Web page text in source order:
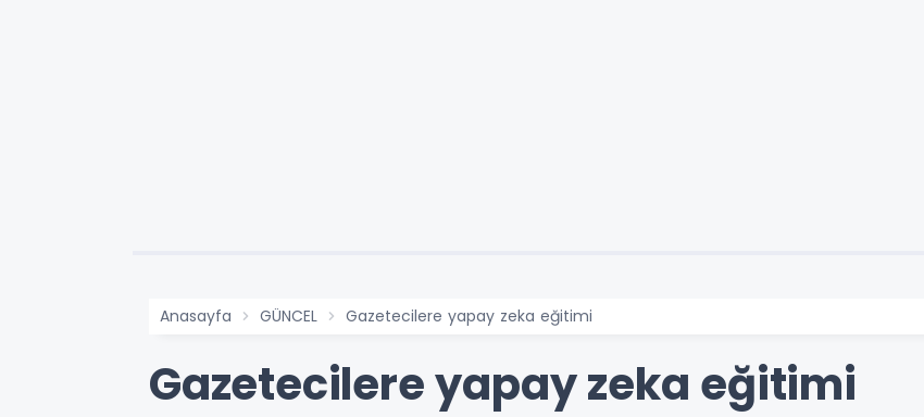
Anasayfa GÜNCEL Gazetecilere yapay zeka eğitimi
Gazetecilere yapay zeka eğitimi